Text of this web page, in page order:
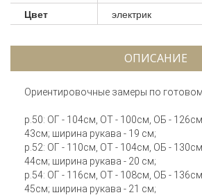
Цвет электрик
ОПИСАНИЕ
Ориентировочные замеры по
р.50: ОГ - 104см, ОТ - 100см, ОБ -
43см; ширина рукава - 19 см;
р.52: ОГ - 110см, ОТ - 104см, ОБ -
44см; ширина рукава - 20 см;
р.54: ОГ - 116см, ОТ - 108см, ОБ -
45см; ширина рукава - 21 см;